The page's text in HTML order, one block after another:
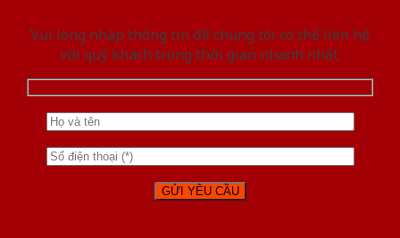
Vui lòng nhập thông tin để chúng tôi có thể liên hệ
với quý khách trong thời gian nhanh nhất.